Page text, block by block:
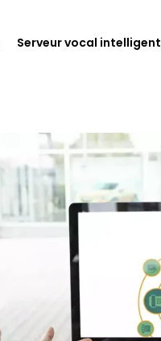
Serveur vocal intelligent